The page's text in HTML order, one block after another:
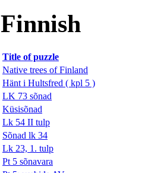
Finnish
Title of puzzle
Native trees of Finland
Hänt i Hultsfred ( kpl 5 )
LK 73 sõnad
Küsisõnad
Lk 54 II tulp
Sõnad lk 34
Lk 23, 1. tulp
Pt 5 sõnavara